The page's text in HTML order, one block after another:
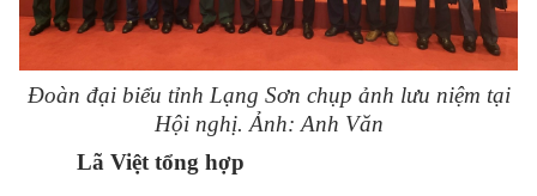
Đoàn đại biểu tỉnh Lạng Sơn chụp ảnh lưu niệm tại
Hội nghị. Ảnh: Anh Văn
Lã Việt tổng hợp